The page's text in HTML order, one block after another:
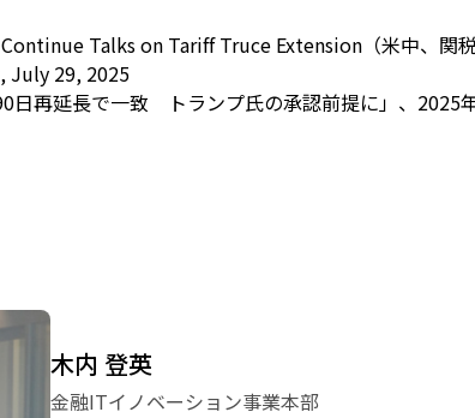
Talks on Tariff Truce Extension（米中、関
July 29, 2025
日再延長で一致 トランプ氏の承認前提に」、2025
木内 登英
金融ITイノベーション事業本部